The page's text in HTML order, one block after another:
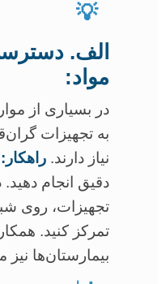
💡
الف.
مواد:
در بسیاری از
به تجهیزات
نیاز دارند. راهکار:
دقیق انجام
تجهیزات، روی
تمرکز کنید.
بیمارستان‌ها